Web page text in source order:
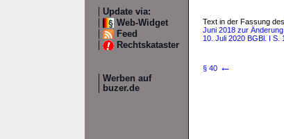
Update via:
Web-Widget
Feed
Rechtskataster
Werben auf
buzer.de
Text in der Fassung des
Juni 2018 zur
10. Juli 2020 BGBl. I S.
§ 40 ←